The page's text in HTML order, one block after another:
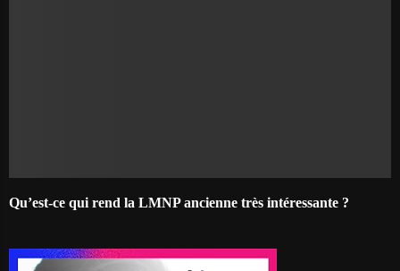
Qu’est-ce qui rend la LMNP ancienne très intéressante ?